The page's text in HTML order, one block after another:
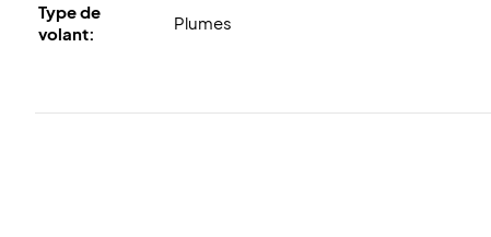
Type de
volant:
Plumes